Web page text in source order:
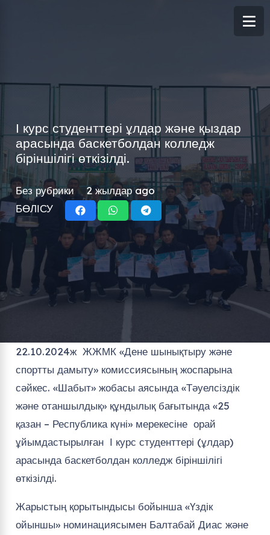
І курс студенттері ұлдар және қыздар
арасында баскетболдан колледж
біріншілігі өткізілді.
Без рубрики
2 жылдар ago
БӨЛІСУ
22.10.2024ж ЖЖМК «Дене шынықтыру және
спортты дамыту» комиссиясының жоспарына
сәйкес. «Шабыт» жобасы аясында «Тәуелсіздік
және отаншылдық» құндылық бағытында «25
қазан – Республика күні» мерекесіне орай
ұйымдастырылған І курс студенттері (ұлдар)
арасында баскетболдан колледж біріншілігі
өткізілді.
Жарыстың қорытындысы бойынша «Үздік
ойыншы» номинациясымен Балтабай Диас және